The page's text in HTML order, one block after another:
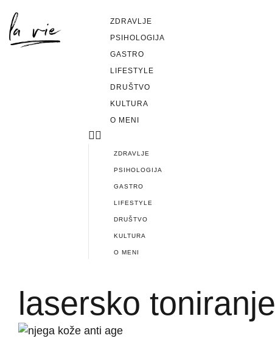
ZDRAVLJE
PSIHOLOGIJA
GASTRO
LIFESTYLE
DRUŠTVO
KULTURA
O MENI
ZDRAVLJE
PSIHOLOGIJA
GASTRO
LIFESTYLE
DRUŠTVO
KULTURA
O MENI
lasersko toniranje